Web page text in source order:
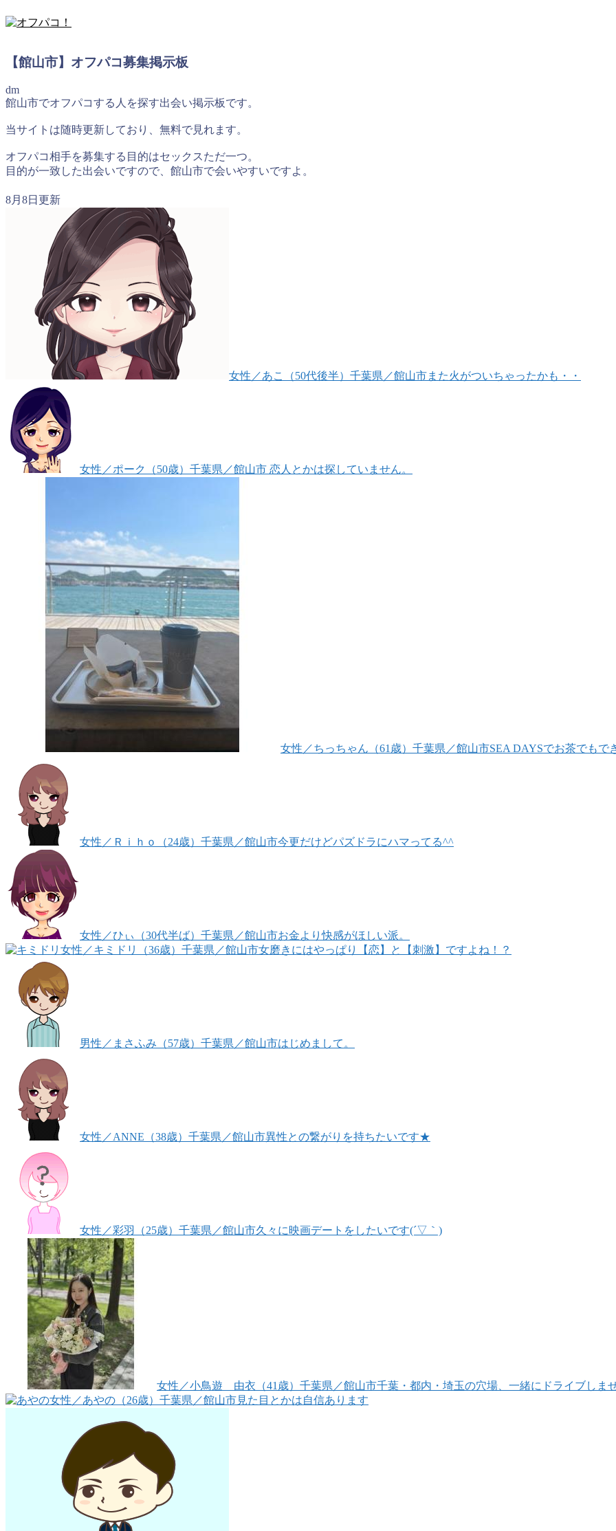
【館山市】オフパコ募集掲示板
dm
館山市でオフパコする人を探す出会い掲示板です。
当サイトは随時更新しており、無料で見れます。
オフパコ相手を募集する目的はセックスただ一つ。
目的が一致した出会いですので、館山市で会いやすいですよ。
8月8日更新
女性 ／あこ（50代後半） 千葉県／館山市また火がついちゃったかも・・
女性 ／ポーク（50歳） 千葉県／館山市 恋人とかは探していません。
女性 ／ちっちゃん（61歳） 千葉県／館山市SEA DAYSでお茶でもで
女性 ／Ｒｉｈｏ（24歳） 千葉県／館山市今更だけどパズドラにハマってる^^
女性 ／ひぃ（30代半ば） 千葉県／館山市お金より快感がほしい派。
女性 ／キミドリ（36歳） 千葉県／館山市女磨きにはやっぱり【恋】と【刺激】ですよね！？
男性 ／まさふみ（57歳） 千葉県／館山市はじめまして。
女性 ／ANNE（38歳） 千葉県／館山市異性との繋がりを持ちたいです★
女性 ／彩羽（25歳） 千葉県／館山市久々に映画デートをしたいです(´▽｀)
女性 ／小鳥遊 由衣（41歳） 千葉県／館山市千葉・都内・埼玉の穴場、一緒にドライブしま
女性 ／あやの（26歳） 千葉県／館山市見た目とかは自信あります